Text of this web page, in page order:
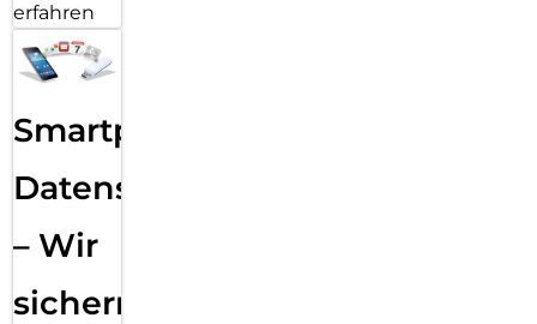
erfahren
Smartphone
Datensicherung
– Wir
sichern